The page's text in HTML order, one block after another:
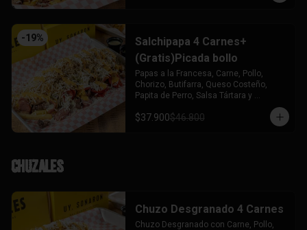
-19%
Salchipapa 4 Carnes+
(Gratis)Picada bollo
Papas a la Francesa, Carne, Pollo,
Chorizo, Butifarra, Queso Costeño,
Papita de Perro, Salsa Tártara y
Chúzales. Acompañado de una Picada
de Bollo (Gratis)
$37.900$46.800
Chuzales
Chuzo Desgranado 4 Carnes
Chuzo Desgranado con Carne, Pollo,